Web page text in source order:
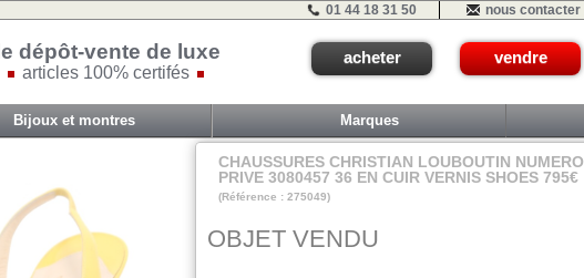
01 44 18 31 50 nous contacter
le dépôt-vente de luxe
articles 100% certifés
acheter vendre
Bijoux et montres Marques
CHAUSSURES CHRISTIAN LOUBOUTIN NUMERO
PRIVE 3080457 36 EN CUIR VERNIS SHOES 795€
(Référence : 275049)
OBJET VENDU